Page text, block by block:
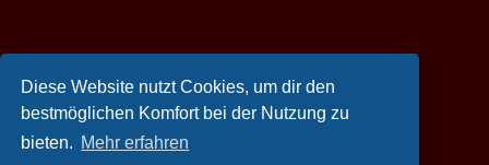
Diese Website nutzt Cookies, um dir den
bestmöglichen Komfort bei der Nutzung zu
bieten. Mehr erfahren